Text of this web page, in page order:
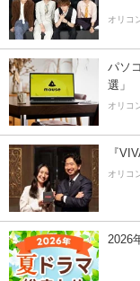
オリコ
パソ
選」
オリコ
『
オリコ
2026